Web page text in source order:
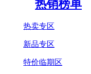
热销榜单
热卖专区
新品专区
特价临期区